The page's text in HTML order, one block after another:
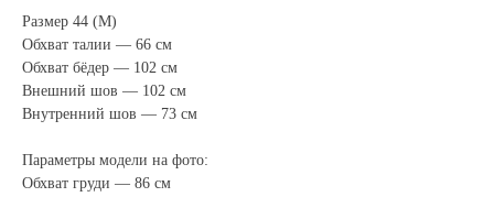
Размер 44 (M)
Обхват талии — 66 см
Обхват бёдер — 102 см
Внешний шов — 102 см
Внутренний шов — 73 см
Параметры модели на фото:
Обхват груди — 86 см